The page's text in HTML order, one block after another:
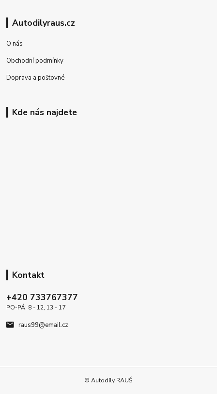
Autodilyraus.cz
O nás
Obchodní podmínky
Doprava a poštovné
Kde nás najdete
Kontakt
+420 733767377
PO-PÁ: 8 - 12, 13 - 17
raus99@email.cz
© Autodíly RAUŠ